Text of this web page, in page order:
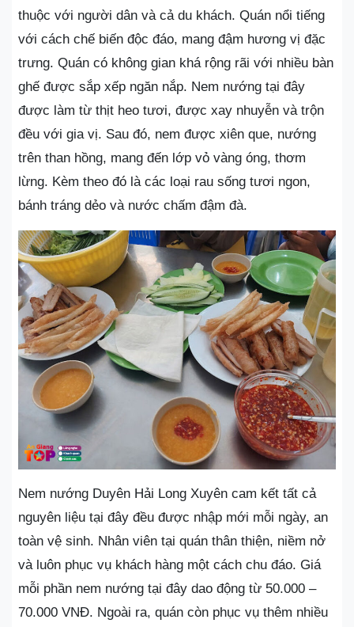
thuộc với người dân và cả du khách. Quán nổi tiếng
với cách chế biến độc đáo, mang đậm hương vị đặc
trưng. Quán có không gian khá rộng rãi với nhiều bàn
ghế được sắp xếp ngăn nắp. Nem nướng tại đây
được làm từ thịt heo tươi, được xay nhuyễn và trộn
đều với gia vị. Sau đó, nem được xiên que, nướng
trên than hồng, mang đến lớp vỏ vàng óng, thơm
lừng. Kèm theo đó là các loại rau sống tươi ngon,
bánh tráng dẻo và nước chấm đậm đà.
Nem nướng Duyên Hải Long Xuyên cam kết tất cả
nguyên liệu tại đây đều được nhập mới mỗi ngày, an
toàn vệ sinh. Nhân viên tại quán thân thiện, niềm nở
và luôn phục vụ khách hàng một cách chu đáo. Giá
mỗi phần nem nướng tại đây dao động từ 50.000 –
70.000 VNĐ. Ngoài ra, quán còn phục vụ thêm nhiều